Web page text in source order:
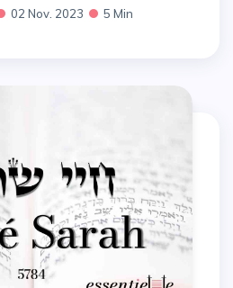
02 Nov. 2023 5 Min